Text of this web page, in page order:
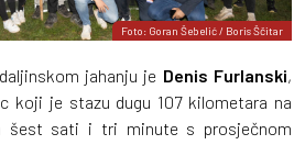
Foto: Goran Šebelić / Boris Ščitar
jahanju je Denis Furlanski,
koji je stazu dugu 107 kilometara na
šest sati i tri minute s prosječnom